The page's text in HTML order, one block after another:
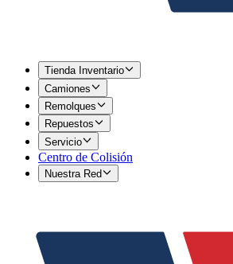
Tienda Inventario
Camiones
Remolques
Repuestos
Servicio
Centro de Colisión
Nuestra Red